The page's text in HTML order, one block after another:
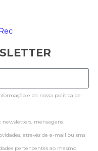
e da nossa politica de
newsletters, mensagens
através de e-mail ou sms
pertencentes ao mesmo